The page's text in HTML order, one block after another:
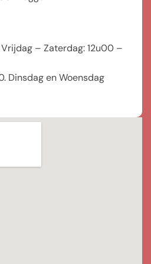
– Zaterdag: 12u00 –
Dinsdag en Woensdag